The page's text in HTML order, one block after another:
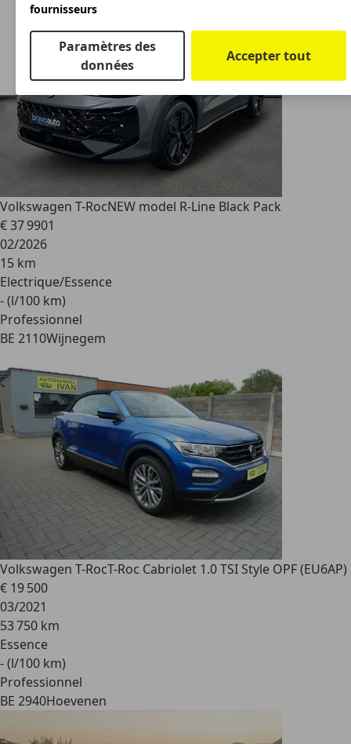
Volkswagen T-RocNEW model R-Line Black Pack
€ 37 9901
02/2026
15 km
Electrique/Essence
- (l/100 km)
Professionnel
BE 2110Wijnegem
Volkswagen T-RocT-Roc Cabriolet 1.0 TSI Style OPF (EU6AP)
€ 19 500
03/2021
53 750 km
Essence
- (l/100 km)
Professionnel
BE 2940Hoevenen
fournisseurs
Paramètres des
données
Accepter tout